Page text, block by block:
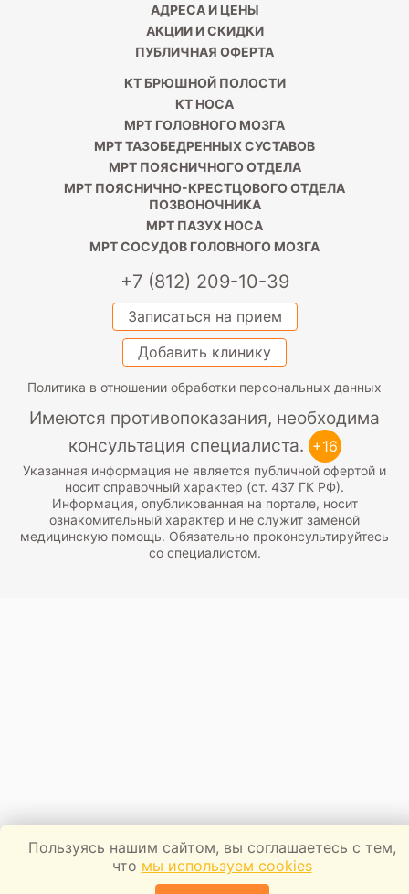
АДРЕСА И ЦЕНЫ
АКЦИИ И СКИДКИ
ПУБЛИЧНАЯ ОФЕРТА
КТ БРЮШНОЙ ПОЛОСТИ
КТ НОСА
МРТ ГОЛОВНОГО МОЗГА
МРТ ТАЗОБЕДРЕННЫХ СУСТАВОВ
МРТ ПОЯСНИЧНОГО ОТДЕЛА
МРТ ПОЯСНИЧНО-КРЕСТЦОВОГО ОТДЕЛА
ПОЗВОНОЧНИКА
МРТ ПАЗУХ НОСА
МРТ СОСУДОВ ГОЛОВНОГО МОЗГА
+7 (812) 209-10-39
Записаться на прием
Добавить клинику
Политика в отношении обработки персональных данных
Имеются противопоказания, необходима
консультация специалиста. +16
Указанная информация не является публичной офертой и
носит справочный характер (ст. 437 ГК РФ).
Информация, опубликованная на портале, носит
ознакомительный характер и не служит заменой
медицинскую помощь. Обязательно проконсультируйтесь
со специалистом.
Пользуясь нашим сайтом, вы соглашаетесь с тем,
что мы используем cookies